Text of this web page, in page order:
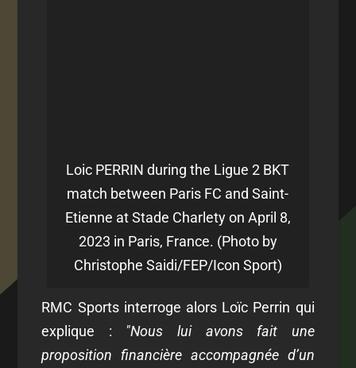
Loic PERRIN during the Ligue 2 BKT
match between Paris FC and Saint-
Etienne at Stade Charlety on April 8,
2023 in Paris, France. (Photo by
Christophe Saidi/FEP/Icon Sport)
RMC Sports interroge alors Loïc Perrin qui
explique : "Nous lui avons fait une
proposition financière accompagnée d’un